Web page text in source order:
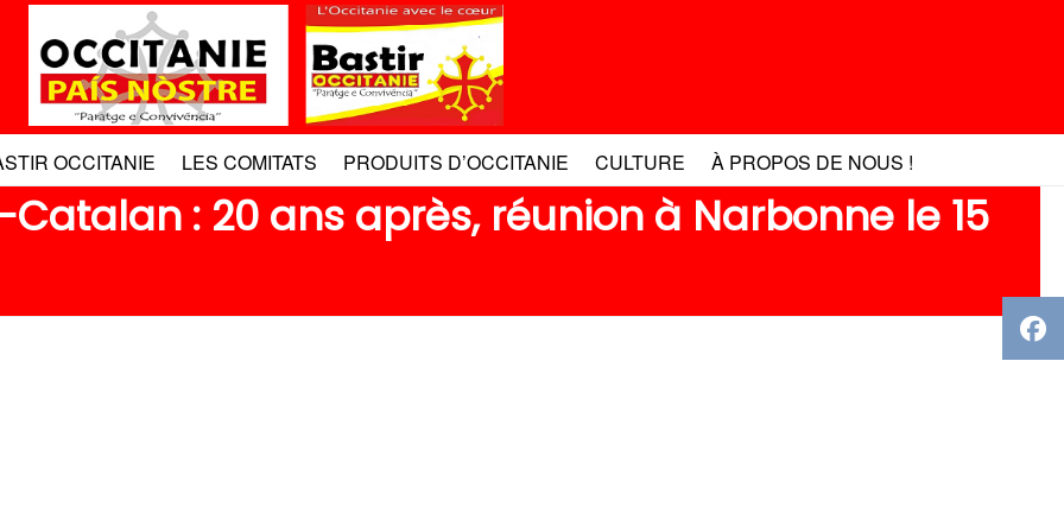
OCCITANIE LES COMITATS PRODUITS D’OCCITANIE CULTURE À PROPOS DE NOUS !
Catalan : 20 ans après, réunion à Narbonne le 15